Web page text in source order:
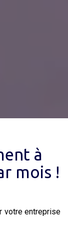
à
mois !
votre entreprise